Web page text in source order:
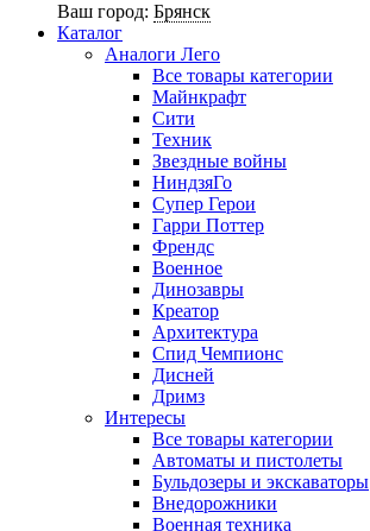
Ваш город: Брянск
Каталог
Аналоги Лего
Все товары категории
Майнкрафт
Сити
Техник
Звездные войны
НиндзяГо
Супер Герои
Гарри Поттер
Френдс
Военное
Динозавры
Креатор
Архитектура
Спид Чемпионс
Дисней
Дримз
Интересы
Все товары категории
Автоматы и пистолеты
Бульдозеры и экскаваторы
Внедорожники
Военная техника